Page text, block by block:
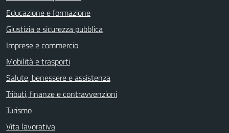
Educazione e formazione
Giustizia e sicurezza pubblica
Imprese e commercio
Mobilità e trasporti
Salute, benessere e assistenza
Tributi, finanze e contravvenzioni
Turismo
Vita lavorativa